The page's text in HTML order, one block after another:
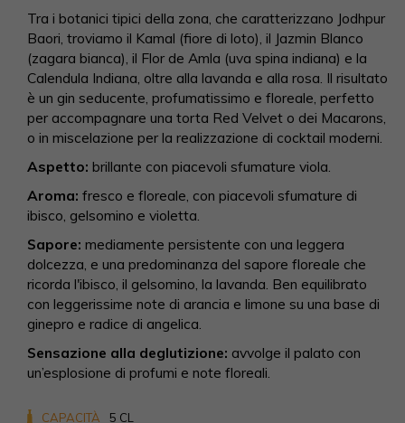
Tra i botanici tipici della zona, che caratterizzano Jodhpur
Baori, troviamo il Kamal (fiore di loto), il Jazmin Blanco
(zagara bianca), il Flor de Amla (uva spina indiana) e la
Calendula Indiana, oltre alla lavanda e alla rosa. Il risultato
è un gin seducente, profumatissimo e floreale, perfetto
per accompagnare una torta Red Velvet o dei Macarons,
o in miscelazione per la realizzazione di cocktail moderni.
Aspetto: brillante con piacevoli sfumature viola.
Aroma: fresco e floreale, con piacevoli sfumature di
ibisco, gelsomino e violetta.
Sapore: mediamente persistente con una leggera
dolcezza, e una predominanza del sapore floreale che
ricorda l'ibisco, il gelsomino, la lavanda. Ben equilibrato
con leggerissime note di arancia e limone su una base di
ginepro e radice di angelica.
Sensazione alla deglutizione: avvolge il palato con
un’esplosione di profumi e note floreali.
CAPACITÀ 5 CL